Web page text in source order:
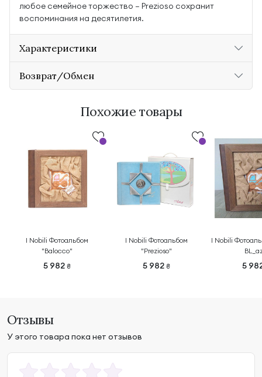
любое семейное торжество — Prezioso сохранит
воспоминания на десятилетия.
Характеристики
Возврат/Обмен
Похожие товары
I Nobili Фотоальбом
"Balocco"
5 982 ₴
I Nobili Фотоальбом
"Prezioso"
5 982 ₴
I Nobili
5
Отзывы
У этого товара пока нет отзывов